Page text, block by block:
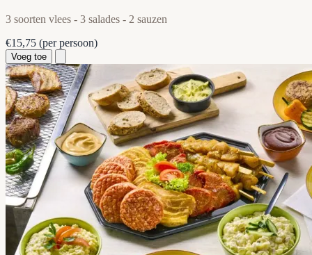
3 soorten vlees - 3 salades - 2 sauzen
€15,75 (per persoon)
Voeg toe